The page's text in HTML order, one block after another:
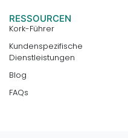
RESSOURCEN
Kork-Führer
Kundenspezifische
Dienstleistungen
Blog
FAQs